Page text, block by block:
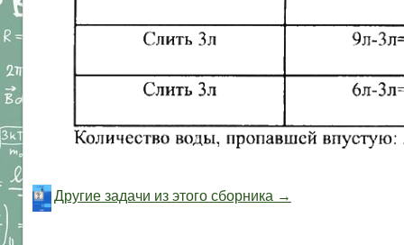
Другие задачи из этого сборника →